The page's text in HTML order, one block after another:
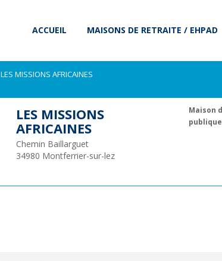
ACCUEIL
MAISONS DE RETRAITE / EHPAD
LES MISSIONS AFRICAINES
LES MISSIONS
AFRICAINES
Chemin Baillarguet
34980 Montferrier-sur-lez
Maison
publique